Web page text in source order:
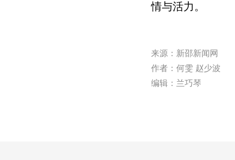
情与活力。
来源：新邵新闻网
作者：何雯 赵少波
编辑：兰巧琴